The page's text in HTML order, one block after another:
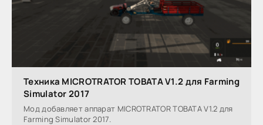
Техника MICROTRATOR TOBATA V1.2 для Farming
Simulator 2017
Мод добавляет аппарат MICROTRATOR TOBATA V1.2 для
Farming Simulator 2017.